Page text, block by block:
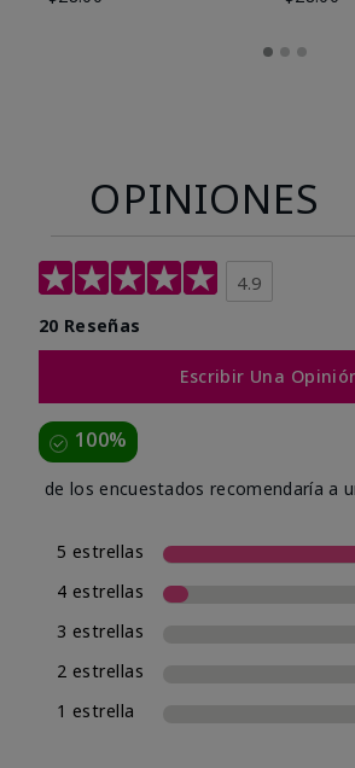
OPINIONES
4.9
20 Reseñas
Escribir Una
100%
de los encuestados recomendaría a
5 estrellas
4 estrellas
3 estrellas
2 estrellas
1 estrella